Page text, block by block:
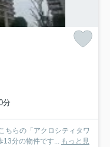
分
ちらの「アクロシティタワ
13分の物件です... もっと見